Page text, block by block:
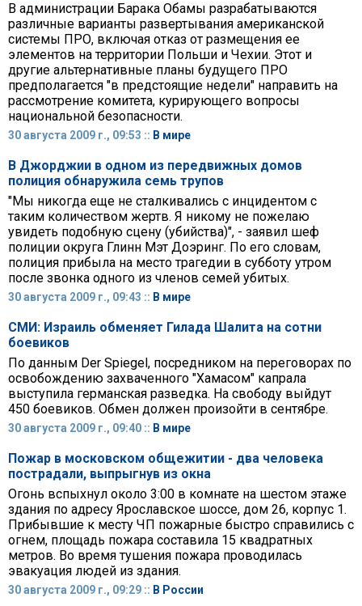
В администрации Барака Обамы разрабатываются
различные варианты развертывания американской
системы ПРО, включая отказ от размещения ее
элементов на территории Польши и Чехии. Этот и
другие альтернативные планы будущего ПРО
предполагается "в предстоящие недели" направить на
рассмотрение комитета, курирующего вопросы
национальной безопасности.
30 августа 2009 г., 09:53 :: В мире
В Джорджии в одном из передвижных домов
полиция обнаружила семь трупов
"Мы никогда еще не сталкивались с инцидентом с
таким количеством жертв. Я никому не пожелаю
увидеть подобную сцену (убийства)", - заявил шеф
полиции округа Глинн Мэт Доэринг. По его словам,
полиция прибыла на место трагедии в субботу утром
после звонка одного из членов семей убитых.
30 августа 2009 г., 09:43 :: В мире
СМИ: Израиль обменяет Гилада Шалита на сотни
боевиков
По данным Der Spiegel, посредником на переговорах по
освобождению захваченного "Хамасом" капрала
выступила германская разведка. На свободу выйдут
450 боевиков. Обмен должен произойти в сентябре.
30 августа 2009 г., 09:40 :: В мире
Пожар в московском общежитии - два человека
пострадали, выпрыгнув из окна
Огонь вспыхнул около 3:00 в комнате на шестом этаже
здания по адресу Ярославское шоссе, дом 26, корпус 1.
Прибывшие к месту ЧП пожарные быстро справились с
огнем, площадь пожара составила 15 квадратных
метров. Во время тушения пожара проводилась
эвакуация людей из здания.
30 августа 2009 г., 09:29 :: В России